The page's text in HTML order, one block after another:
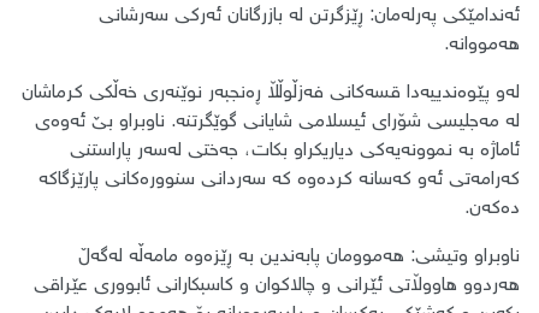
ئەندامێکی پەرلەمان: ڕێزگرتن لە بازرگانان ئەرکی سەرشانی
هەمووانە.
لەو پێوەندییەدا قسەکانی فەزڵوڵڵا ڕەنجبەر نوێنەری خەڵکی کرماشان
لە مەجلیسی شۆرای ئیسلامی شایانی گوێگرتنە. ناوبراو بێ ئەوەی
ئاماژە بە نموونەیەکی دیاریکراو بکات، جەختی لەسەر پاراستنی
کەرامەتی ئەو کەسانە کردەوە کە سەردانی سنوورەکانی پارێزگاکە
دەکەن.
ناوبراو وتیشی: هەموومان پابەندین بە ڕێزەوە مامەڵە لەگەڵ
هەردوو هاووڵاتی ئێرانی و چالاکوان و کاسبکارانی ئابووری عێراقی